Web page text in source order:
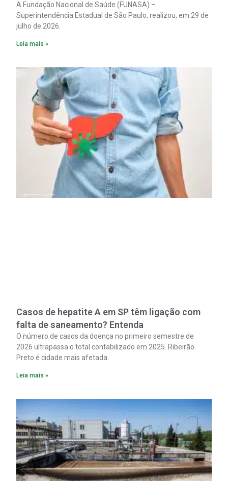
A Fundação Nacional de Saúde (FUNASA) –
Superintendência Estadual de São Paulo, realizou, em 29 de
julho de 2026.
Leia mais »
Casos de hepatite A em SP têm ligação com
falta de saneamento? Entenda
O número de casos da doença no primeiro semestre de
2026 ultrapassa o total contabilizado em 2025. Ribeirão
Preto é cidade mais afetada.
Leia mais »